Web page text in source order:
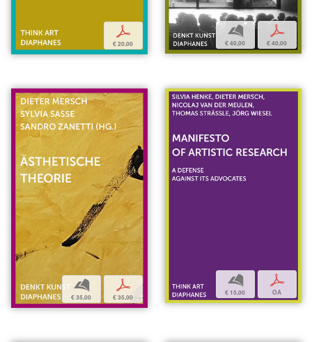
p
€ 20,00
b
€ 40,00
p
€ 40,00
b
€ 35,00
p
€ 35,00
b
€ 15,00
p
OA